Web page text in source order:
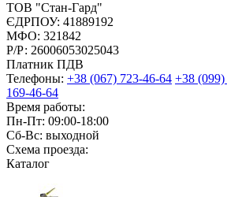
ТОВ "Стан-Гард"
ЄДРПОУ: 41889192
МФО: 321842
Р/Р: 26006053025043
Платник ПДВ
Телефоны: +38 (067) 723-46-64 +38
169-46-64
Время работы:
Пн-Пт: 09:00-18:00
Сб-Вс: выходной
Схема проезда:
Каталог